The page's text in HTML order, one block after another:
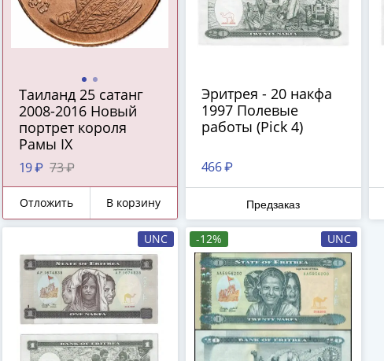
Таиланд 25 сатанг
2008-2016 Новый
портрет короля
Рамы IX
19 ₽ 73 ₽
Отложить В корзину
Эритрея - 20 накфа
1997 Полевые
работы (Pick 4)
466 ₽
Предзаказ
UNC -12% UNC